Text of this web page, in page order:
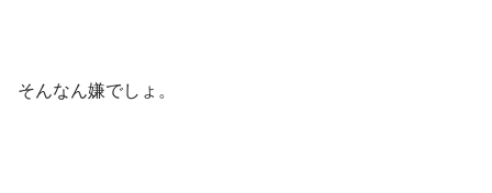
そんなん嫌でしょ。